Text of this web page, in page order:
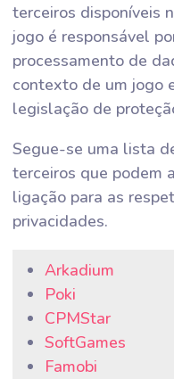
terceiros disponíveis
jogo é responsável
processamento de
contexto de um jogo
legislação de
Segue-se uma lista
terceiros que podem
ligação para as
privacidades.
Arkadium
Poki
CPMStar
SoftGames
Famobi